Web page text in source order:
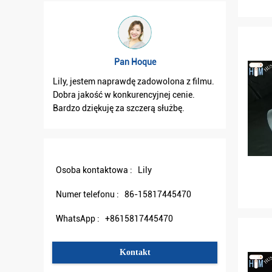
Pan Hoque
Lily, jestem naprawdę zadowolona z filmu.
Dobra jakość w konkurencyjnej cenie.
Bardzo dziękuję za szczerą służbę.
Lily,
dobry. I
Osoba kontaktowa : Lily
Numer telefonu : 86-15817445470
WhatsApp : +8615817445470
Kontakt